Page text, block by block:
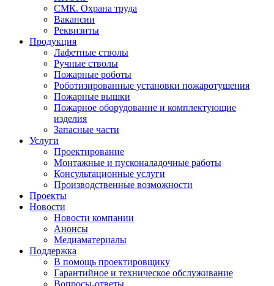
СМК. Охрана труда
Вакансии
Реквизиты
Продукция
Лафетные стволы
Ручные стволы
Пожарные роботы
Роботизированные установки пожаротушения
Пожарные вышки
Пожарное оборудование и комплектующие
изделия
Запасные части
Услуги
Проектирование
Монтажные и пусконаладочные работы
Консультационные услуги
Производственные возможности
Проекты
Новости
Новости компании
Анонсы
Медиаматериалы
Поддержка
В помощь проектировщику
Гарантийное и техническое обслуживание
Вопросы-ответы